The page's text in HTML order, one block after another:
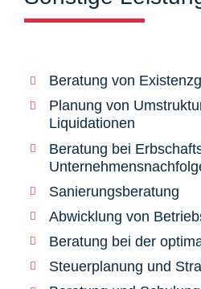
Beratung von
Planung von
Liquidationen
Beratung bei
Sanierungsberatung
Abwicklung von
Beratung bei der
Steuerplanung und